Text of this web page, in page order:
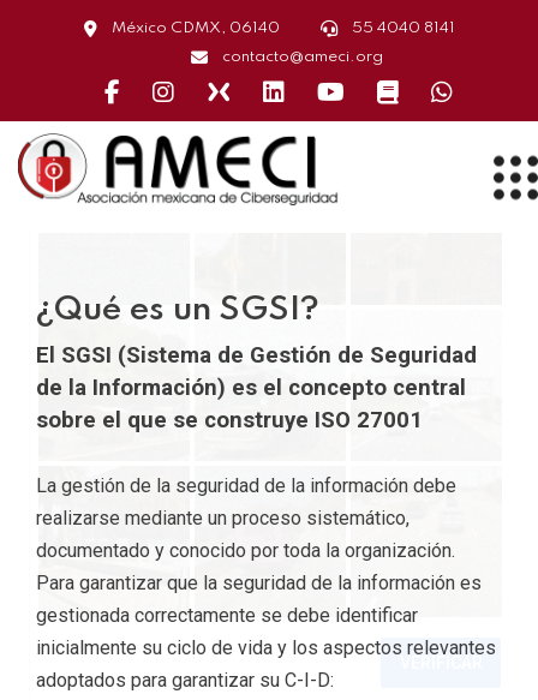
México CDMX, 06140
55 4040 8141
contacto@ameci.org
Faceinstagram
X linkedinyoutubecapacitación
¿Qué es un SGSI?
El SGSI (Sistema de Gestión de Seguridad
de la Información) es el concepto central
sobre el que se construye ISO 27001
La gestión de la seguridad de la información debe
realizarse mediante un proceso sistemático,
documentado y conocido por toda la organización.
Para garantizar que la seguridad de la información es
gestionada correctamente se debe identificar
inicialmente su ciclo de vida y los aspectos relevantes
adoptados para garantizar su C-I-D: